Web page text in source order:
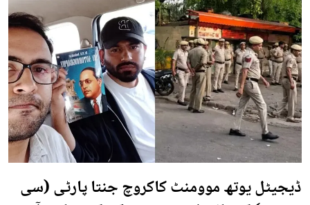
ڈیجیٹل یوتھ موومنٹ کاکروچ جنتا پارٹی (سی